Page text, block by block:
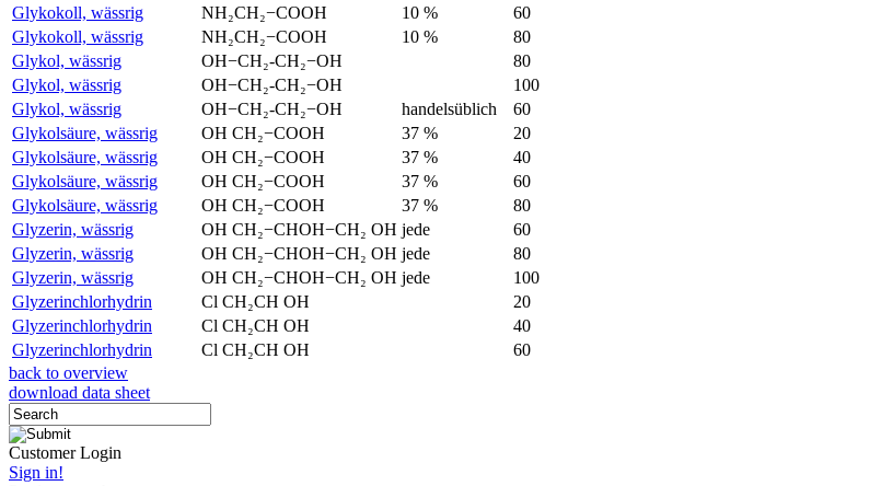
Glykokoll, wässrig
NH₂CH₂−COOH 10 %
60
Glykokoll, wässrig
NH₂CH₂−COOH 10 %
80
Glykol, wässrig
OH−CH₂-CH₂−OH
80
Glykol, wässrig
OH−CH₂-CH₂−OH
100
Glykol, wässrig
OH−CH₂-CH₂−OH handelsüblich
60
Glykolsäure, wässrig
OH CH₂−COOH 37 %
20
Glykolsäure, wässrig
OH CH₂−COOH 37 %
40
Glykolsäure, wässrig
OH CH₂−COOH 37 %
60
Glykolsäure, wässrig
OH CH₂−COOH 37 %
80
Glyzerin, wässrig
OH CH₂−CHOH−CH₂ OH jede
60
Glyzerin, wässrig
OH CH₂−CHOH−CH₂ OH jede
80
Glyzerin, wässrig
OH CH₂−CHOH−CH₂ OH jede
100
Glyzerinchlorhydrin
Cl CH₂CH OH
20
Glyzerinchlorhydrin
Cl CH₂CH OH
40
Glyzerinchlorhydrin
Cl CH₂CH OH
60
back to overview
download data sheet
Customer Login
Sign in!